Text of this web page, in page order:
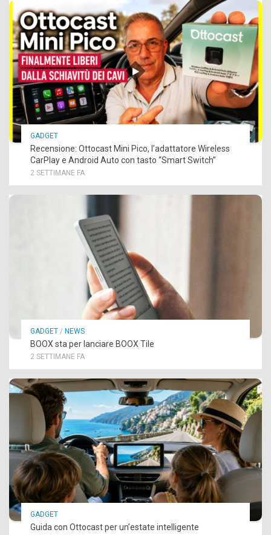
GADGET
Recensione: Ottocast Mini Pico, l’adattatore Wireless
CarPlay e Android Auto con tasto “Smart Switch”
2 SETTIMANE FA
GADGET / NEWS
BOOX sta per lanciare BOOX Tile
2 SETTIMANE FA
GADGET
Guida con Ottocast per un’estate intelligente